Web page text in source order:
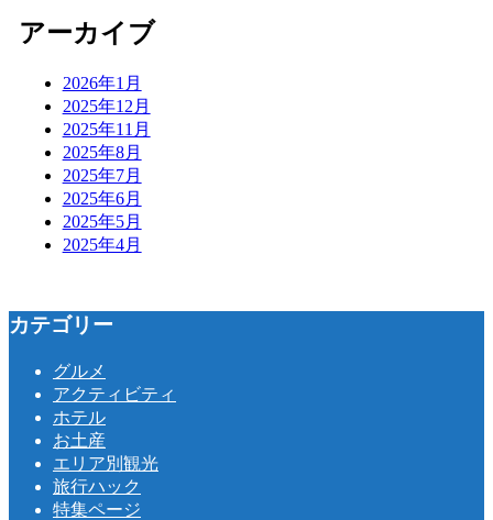
アーカイブ
2026年1月
2025年12月
2025年11月
2025年8月
2025年7月
2025年6月
2025年5月
2025年4月
カテゴリー
グルメ
アクティビティ
ホテル
お土産
エリア別観光
旅行ハック
特集ページ